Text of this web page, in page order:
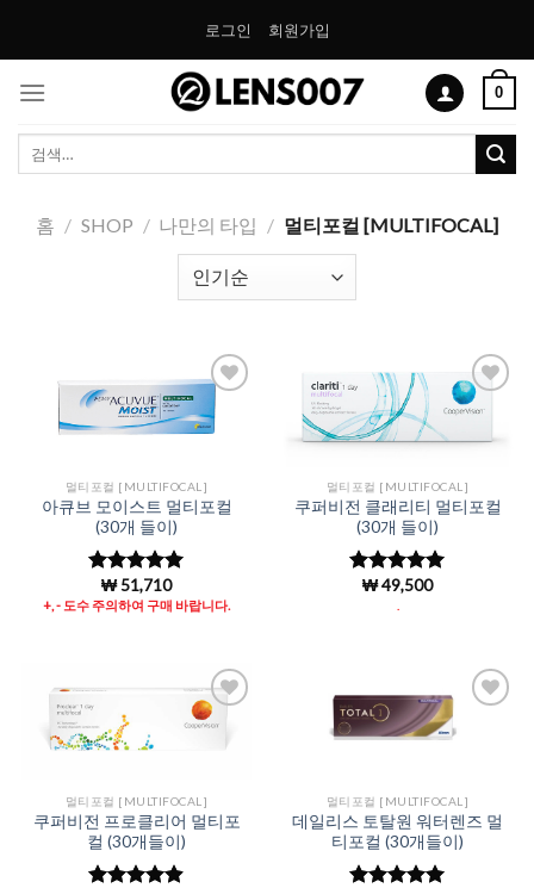
로그인 회원가입
0
색:
홈 / SHOP / 나만의 타입 / 멀티포컬 [MULTIFOCAL]
Add to
Wishlist
멀티포컬 [MULTIFOCAL]
아큐브 모이스트 멀티포컬
(30개 들이)
5 중에서
4.99로 평
₩51,710
+, - 도수 주의하여 구매 바랍니다.
Add to
멀티포컬 [MULTIFOCAL]
쿠퍼비전 클래리티 멀티포컬
(30개 들이)
5 중에서
로 평가됨
₩49,500
Add to
멀티포컬 [MULTIFOCAL]
쿠퍼비전 프로클리어 멀티포
컬 (30개들이)
Wishlist
멀티포컬 [MULTIFOCAL]
데일리스 토탈원 워터렌즈 멀
티포컬 (30개들이)